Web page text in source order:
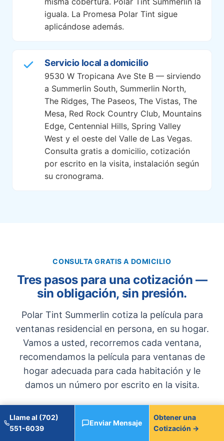
iguala. La Promesa Polar Tint sigue
aplicándose además.
Servicio local a domicilio
9530 W Tropicana Ave Ste B — sirviendo
a Summerlin South, Summerlin North,
The Ridges, The Paseos, The Vistas, The
Mesa, Red Rock Country Club, Mountains
Edge, Centennial Hills, Spring Valley
West y el oeste del Valle de Las Vegas.
Consulta gratis a domicilio, cotización
por escrito en la visita, instalación según
su cronograma.
CONSULTA GRATIS A DOMICILIO
Tres pasos para una cotización —
sin obligación, sin presión.
Polar Tint Summerlin cotiza la película para
ventanas residencial en persona, en su hogar.
Vamos a usted, recorremos cada ventana,
recomendamos la película para ventanas de
hogar adecuada para cada habitación y le
damos un número por escrito en la visita.
1
Agende la visita.
Llame al (702)
551-6039
Enviar Mensaje
Obtener una
Cotización →